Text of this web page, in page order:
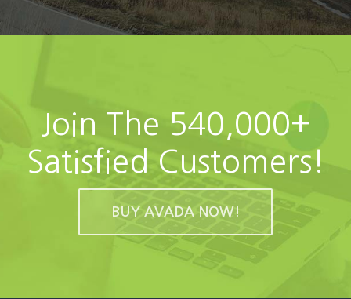
Join The 540,000+
Satisfied Customers!
BUY AVADA NOW!